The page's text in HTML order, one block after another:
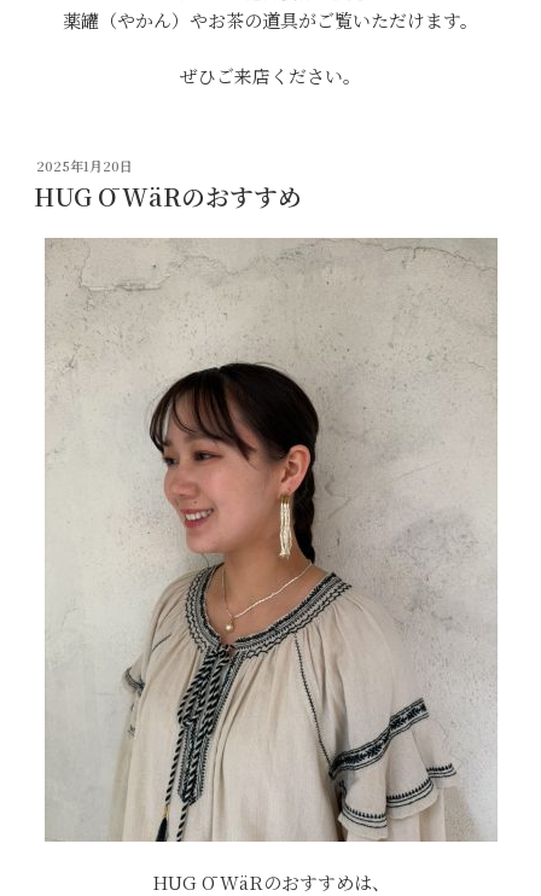
薬罐（やかん）やお茶の道具がご覧いただけます。
ぜひご来店ください。
投
稿
日:
2025年1月20日
HUG Ō WäRのおすすめ
HUG Ō WäRのおすすめは、